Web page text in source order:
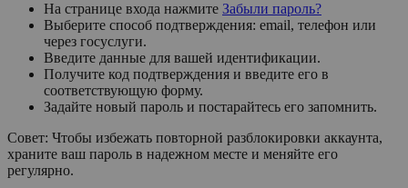
На странице входа нажмите Забыли пароль?
Выберите способ подтверждения: email, телефон или
через госуслуги.
Введите данные для вашей идентификации.
Получите код подтверждения и введите его в
соответствующую форму.
Задайте новый пароль и постарайтесь его запомнить.
Совет: Чтобы избежать повторной разблокировки аккаунта,
храните ваш пароль в надежном месте и меняйте его
регулярно.